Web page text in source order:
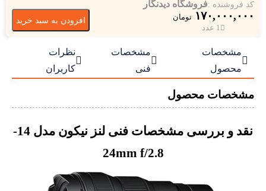
کد فروشنده :فروشگاه دیدنگار
۱۷۰,۰۰۰,۰۰۰ تومان
1 عدد
افزودن به سبد خرید

مشخصات
محصول

مشخصات
فنی

نظرات
کاربران
مشخصات محصول
نقد و بررسی مشخصات فنی لنز نیکون مدل 14-
24mm f/2.8